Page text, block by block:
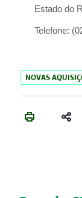
Estado do
Telefone:
NOVAS